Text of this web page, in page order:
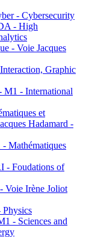
- Cybersecurity
- High
- Voie Jacques
Graphic
- International
et
Hadamard -
Mathématiques
- Foudations of
Voie Irène Joliot
- Sciences and